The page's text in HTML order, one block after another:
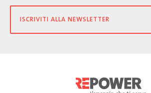
ISCRIVITI ALLA NEWSLETTER